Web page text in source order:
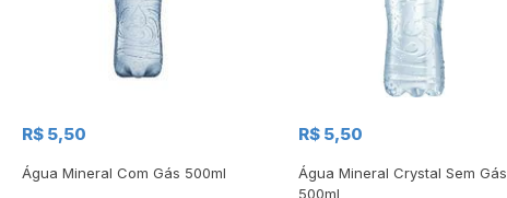
R$ 5,50
Água Mineral Com Gás 500ml
R$ 5,50
Água Mineral Crystal Sem Gás
500ml